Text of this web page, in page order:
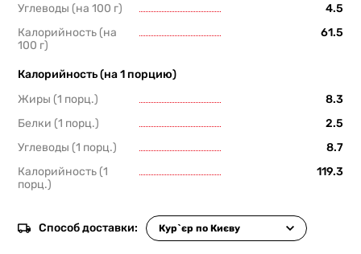
Углеводы (на 100 г)
4.5
Калорийность (на
100 г)
61.5
Калорийность (на 1 порцию)
Жиры (1 порц.)
8.3
Белки (1 порц.)
2.5
Углеводы (1 порц.)
8.7
Калорийность (1
порц.)
119.3
Способ доставки: